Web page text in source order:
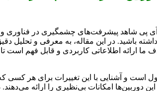
آی پی شاهد پیشرفت‌های
داشته باشید. در این مقاله، به معرفی و تحلیل
ما ارائه اطلاعاتی کاربردی و قابل فهم است
است و آشنایی با این تغییرات برای هر
این دوربین‌ها امکانات بی‌نظیری را ارائه